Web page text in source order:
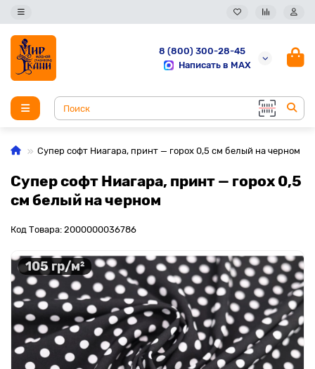
8 (800) 300-28-45
Написать в MAX
Супер софт Ниагара, принт — горох 0,5 см белый на черном
Супер софт Ниагара, принт — горох 0,5
см белый на черном
Код Товара: 2000000036786
105 гр/м²